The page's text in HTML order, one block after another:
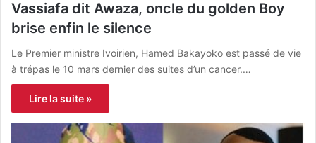
Vassiafa dit Awaza, oncle du golden Boy
brise enfin le silence
Le Premier ministre Ivoirien, Hamed Bakayoko est passé de vie
à trépas le 10 mars dernier des suites d’un cancer.…
Lire la suite »